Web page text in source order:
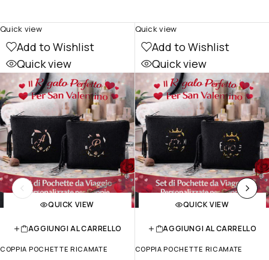
Add to Wishlist
Quick view
QUICK VIEW
AGGIUNGI AL CARRELLO
COPPIA POCHETTE RICAMATE
Quick view
Add to Wishlist
Quick view
QUICK VIEW
AGGIUNGI AL CARRELLO
COPPIA POCHETTE RICAMATE
Quick view